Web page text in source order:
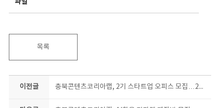
파일
목록
이전글 충북콘텐츠코리아랩, 2기 스타트업 오피스 모집…23일까지